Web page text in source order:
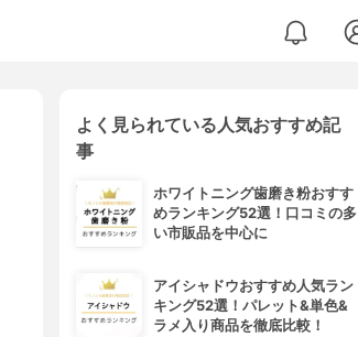
よく見られている人気おすすめ記
事
ホワイトニング歯磨き粉おすす
めランキング52選！口コミの多
い市販品を中心に
アイシャドウおすすめ人気ラン
キング52選！パレット&単色&
ラメ入り商品を徹底比較！